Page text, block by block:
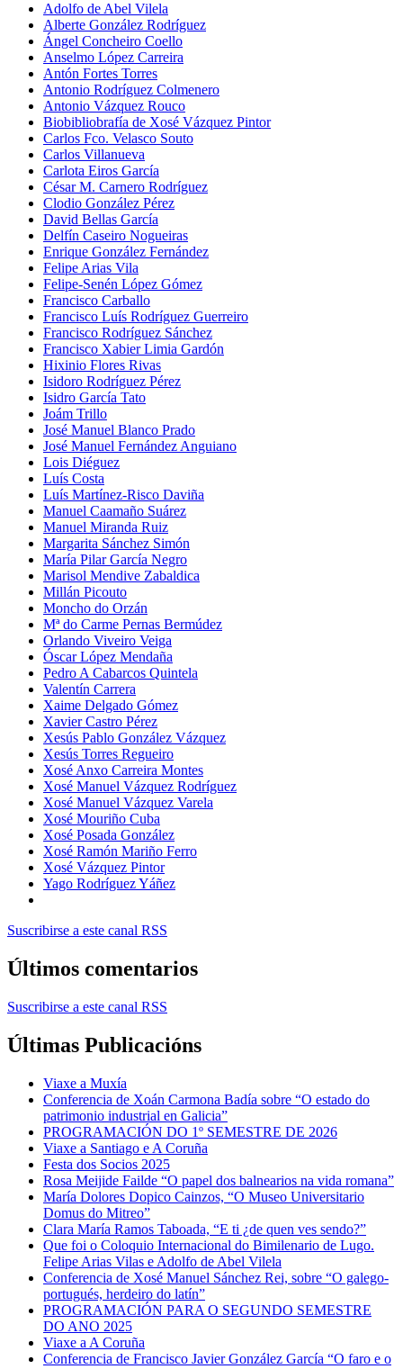
Adolfo de Abel Vilela
Alberte González Rodríguez
Ángel Concheiro Coello
Anselmo López Carreira
Antón Fortes Torres
Antonio Rodríguez Colmenero
Antonio Vázquez Rouco
Biobibliobrafía de Xosé Vázquez Pintor
Carlos Fco. Velasco Souto
Carlos Villanueva
Carlota Eiros García
César M. Carnero Rodríguez
Clodio González Pérez
David Bellas García
Delfín Caseiro Nogueiras
Enrique González Fernández
Felipe Arias Vila
Felipe-Senén López Gómez
Francisco Carballo
Francisco Luís Rodríguez Guerreiro
Francisco Rodríguez Sánchez
Francisco Xabier Limia Gardón
Hixinio Flores Rivas
Isidoro Rodríguez Pérez
Isidro García Tato
Joám Trillo
José Manuel Blanco Prado
José Manuel Fernández Anguiano
Lois Diéguez
Luís Costa
Luís Martínez-Risco Daviña
Manuel Caamaño Suárez
Manuel Miranda Ruiz
Margarita Sánchez Simón
María Pilar García Negro
Marisol Mendive Zabaldica
Millán Picouto
Moncho do Orzán
Mª do Carme Pernas Bermúdez
Orlando Viveiro Veiga
Óscar López Mendaña
Pedro A Cabarcos Quintela
Valentín Carrera
Xaime Delgado Gómez
Xavier Castro Pérez
Xesús Pablo González Vázquez
Xesús Torres Regueiro
Xosé Anxo Carreira Montes
Xosé Manuel Vázquez Rodríguez
Xosé Manuel Vázquez Varela
Xosé Mouriño Cuba
Xosé Posada González
Xosé Ramón Mariño Ferro
Xosé Vázquez Pintor
Yago Rodríguez Yáñez
Suscribirse a este canal RSS
Últimos comentarios
Suscribirse a este canal RSS
Últimas Publicacións
Viaxe a Muxía
Conferencia de Xoán Carmona Badía sobre “O estado do
patrimonio industrial en Galicia”
PROGRAMACIÓN DO 1º SEMESTRE DE 2026
Viaxe a Santiago e A Coruña
Festa dos Socios 2025
Rosa Meijide Failde “O papel dos balnearios na vida romana”
María Dolores Dopico Cainzos, “O Museo Universitario
Domus do Mitreo”
Clara María Ramos Taboada, “E ti ¿de quen ves sendo?”
Que foi o Coloquio Internacional do Bimilenario de Lugo.
Felipe Arias Vilas e Adolfo de Abel Vilela
Conferencia de Xosé Manuel Sánchez Rei, sobre “O galego-
portugués, herdeiro do latín”
PROGRAMACIÓN PARA O SEGUNDO SEMESTRE
DO ANO 2025
Viaxe a A Coruña
Conferencia de Francisco Javier González García “O faro e o